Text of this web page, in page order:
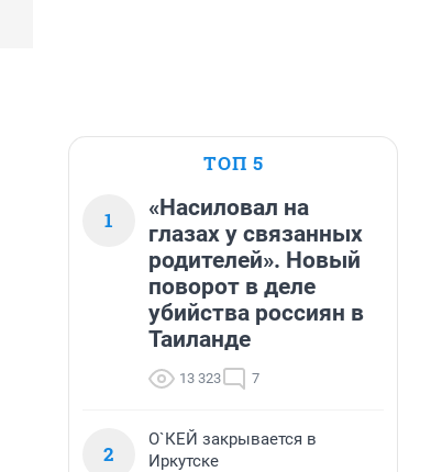
ТОП 5
1
«Насиловал на
глазах у связанных
родителей». Новый
поворот в деле
убийства россиян в
Таиланде
13 323 7
2
О`КЕЙ закрывается в
Иркутске